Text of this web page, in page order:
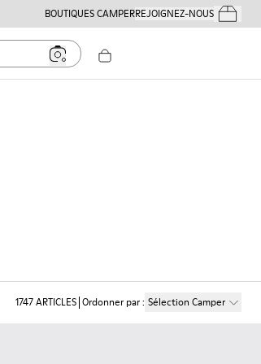
BOUTIQUES CAMPERREJOIGNEZ-NOUSMes
1747ARTICLES Ordonner par: Sélection Camper